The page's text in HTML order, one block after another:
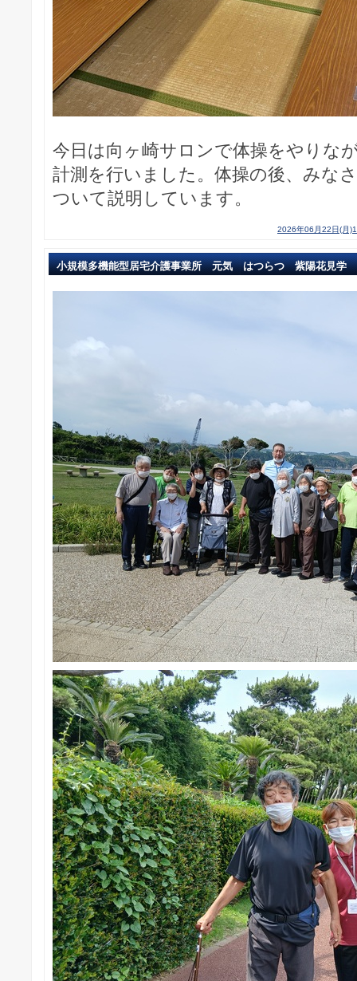
今日は向ヶ崎サロンで体操をやりな
計測を行いました。体操の後、みな
ついて説明しています。
2026年06月22日(月
小規模多機能型居宅介護事業所 元気 はつらつ 紫陽花見学